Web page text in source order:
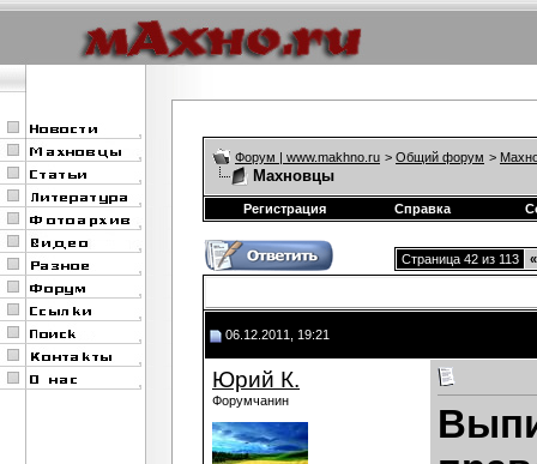
Форум | www.makhno.ru > Общий форум >
Махновцы
Регистрация Справка
Страница 42 из 113 «
06.12.2011, 19:21
Юрий К.
Форумчанин